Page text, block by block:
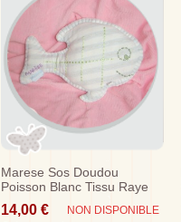
Marese Sos Doudou
Poisson Blanc Tissu Raye
Bleu
14,00 € NON DISPONIBLE